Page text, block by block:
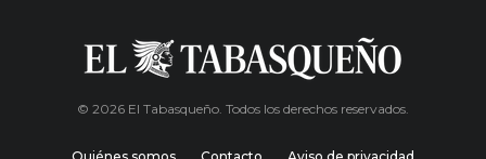
© 2026 El Tabasqueño. Todos los derechos reservados.